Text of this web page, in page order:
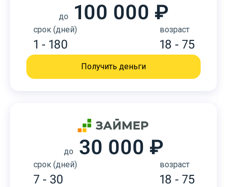
до 100 000 ₽
срок (дней)
1 - 180
возраст
18 - 75
Получить деньги
до 30 000 ₽
срок (дней)
7 - 30
возраст
18 - 75